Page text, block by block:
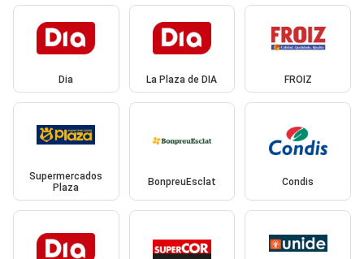
Dia La Plaza de DIA FROIZ
Supermercados
Plaza
BonpreuEsclat Condis